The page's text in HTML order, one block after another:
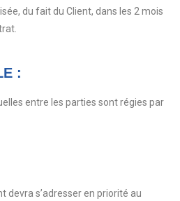
du fait du Client, dans les 2 mois
:
entre les parties sont régies par
devra s’adresser en priorité au